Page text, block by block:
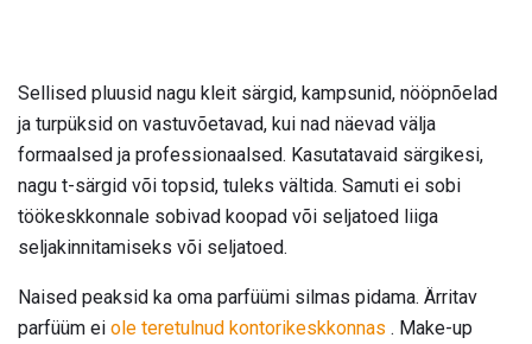
Sellised pluusid nagu kleit särgid, kampsunid, nööpnõelad
ja turpüksid on vastuvõetavad, kui nad näevad välja
formaalsed ja professionaalsed. Kasutatavaid särgikesi,
nagu t-särgid või topsid, tuleks vältida. Samuti ei sobi
töökeskkonnale sobivad koopad või seljatoed liiga
seljakinnitamiseks või seljatoed.
Naised peaksid ka oma parfüümi silmas pidama. Ärritav
parfüüm ei ole teretulnud kontorikeskkonnas . Make-up